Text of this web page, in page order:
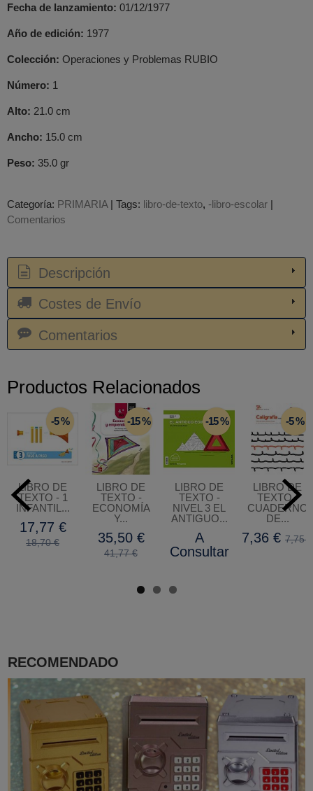
RECOMENDADO
Fecha de lanzamiento: 01/12/1977
Año de edición: 1977
Colección: Operaciones y Problemas RUBIO
Número: 1
Alto: 21.0 cm
Ancho: 15.0 cm
Peso: 35.0 gr
Categoría: PRIMARIA| Tags: libro-de-texto -libro-escolar |
Comentarios
Descripción
Costes de Envío
Comentarios
Productos Relacionados
-5 %
LIBRO DE
TEXTO - 1
INFANTIL...
17,77 €
18,70 €
-15 %
LIBRO DE
TEXTO -
ECONOMÍA
Y...
35,50 €
41,77 €
-15 %
LIBRO DE
TEXTO -
NIVEL 3 EL
ANTIGUO...
A
Consultar
-5 %
LIBRO DE
TEXTO -
CUADERNO
DE...
7,36 € 7,75 €